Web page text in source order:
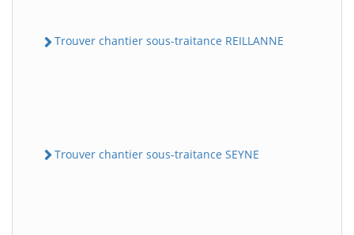
Trouver chantier sous-traitance REILLANNE
Trouver chantier sous-traitance SEYNE